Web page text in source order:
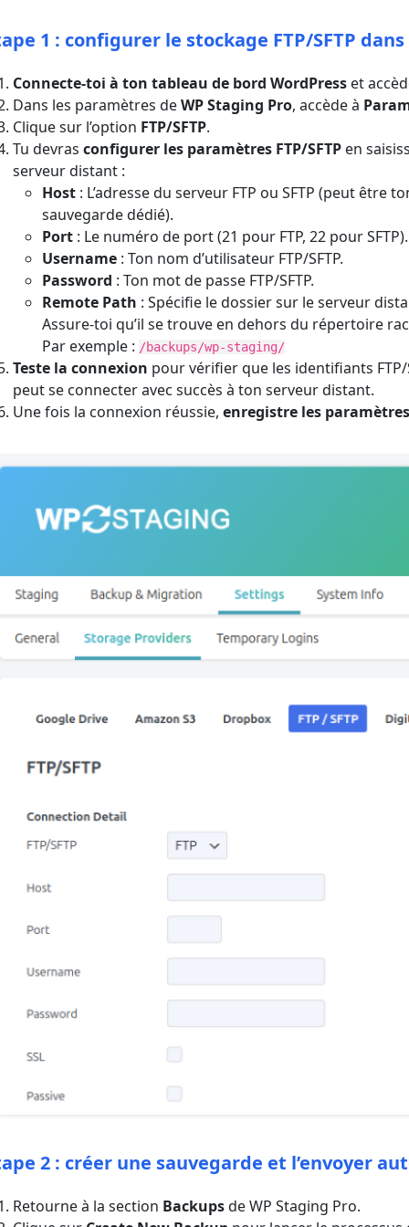
1 : configurer le stockage FTP/SFTP
Connecte-toi à ton tableau de bord WordPress et
Dans les paramètres deWP Staging Pro, accède à
Clique sur l’option FTP/SFTP.
Tu devrasconfigurer les paramètres FTP/SFTP en
serveur distant :
Host : L’adresse du serveur FTP ou SFTP (peut être
sauvegarde dédié).
Port : Le numéro de port (21 pour FTP, 22 pour SFTP).
Username : Ton nom d’utilisateur FTP/SFTP.
Password : Ton mot de passe FTP/SFTP.
Remote Path : Spécifie le dossier sur le serveur
Assure-toi qu’il se trouve en dehors du répertoire
Par exemple : /backups/wp-staging/
Teste la connexion pour vérifier que les identifiants
peut se connecter avec succès à ton serveur distant.
Une fois la connexion réussie,enregistre les
2 : créer une sauvegarde et l’envoyer
Retourne à la section Backupsde WP Staging Pro.